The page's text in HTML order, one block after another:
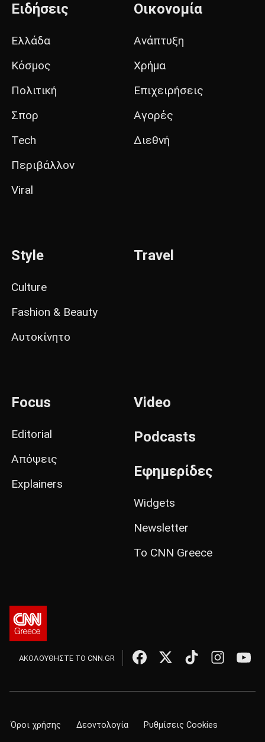
Ειδήσεις
Ελλάδα
Κόσμος
Πολιτική
Σπορ
Tech
Περιβάλλον
Viral
Οικονομία
Ανάπτυξη
Χρήμα
Επιχειρήσεις
Αγορές
Διεθνή
Style
Culture
Fashion & Beauty
Αυτοκίνητο
Travel
Focus
Editorial
Απόψεις
Explainers
Video
Podcasts
Εφημερίδες
Widgets
Newsletter
Το CNN Greece
ΑΚΟΛΟΥΘΗΣΤΕ ΤΟ CNN.GR
Όροι χρήσης Δεοντολογία Ρυθμίσεις Cookies